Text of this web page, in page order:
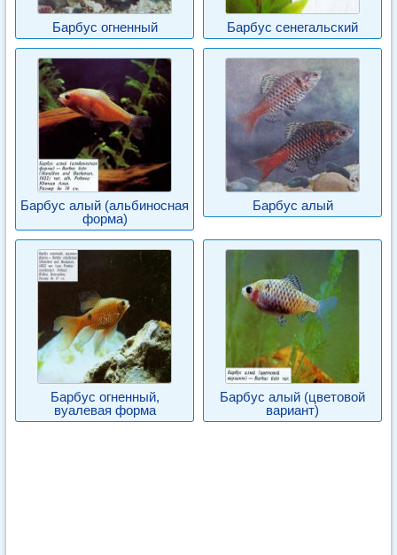
Барбус огненный Барбус сенегальский
Барбус алый (альбиносная
форма)
Барбус алый
Барбус огненный,
вуалевая форма
Барбус алый (цветовой
вариант)